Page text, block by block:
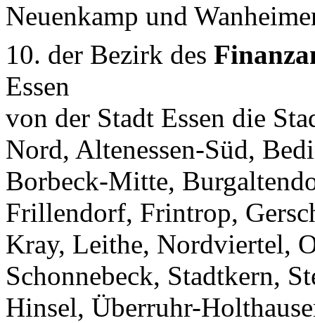
Neuenkamp und
10. der Bezirk des
Essen
von der Stadt Essen die
Nord, Altenessen-Süd,
Borbeck-Mitte,
Frillendorf, Frintrop,
Kray, Leithe, Nordviertel,
Schonnebeck, Stadtkern,
Hinsel, Überruhr-